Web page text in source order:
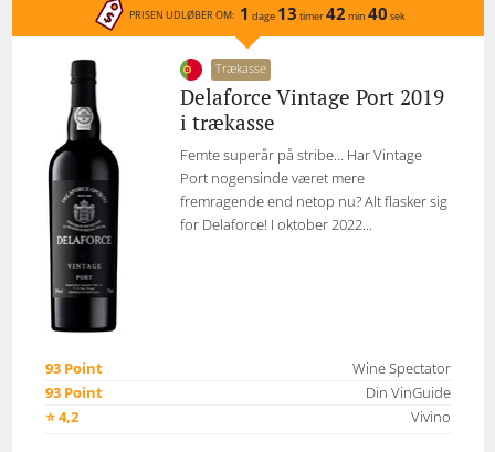
PRISEN UDLØBER OM: 1 dage 13 timer42 min 40 sek
Trækasse
Delaforce Vintage Port 2019
i trækasse
Femte superår på stribe… Har Vintage
Port nogensinde været mere
fremragende end netop nu? Alt flasker sig
for Delaforce! I oktober 2022...
93 Point
Wine Spectator
93 Point
Din VinGuide
⭐ 4,2
Vivino